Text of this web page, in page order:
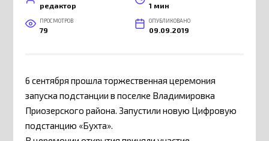
редактор 1 мин
ПРОСМОТРОВ
79
ОПУБЛИКОВАНО
09.09.2019
6 сентября прошла торжественная церемония
запуска подстанции в поселке Владимировка
Приозерского района. Запустили новую Цифровую
подстанцию «Бухта».